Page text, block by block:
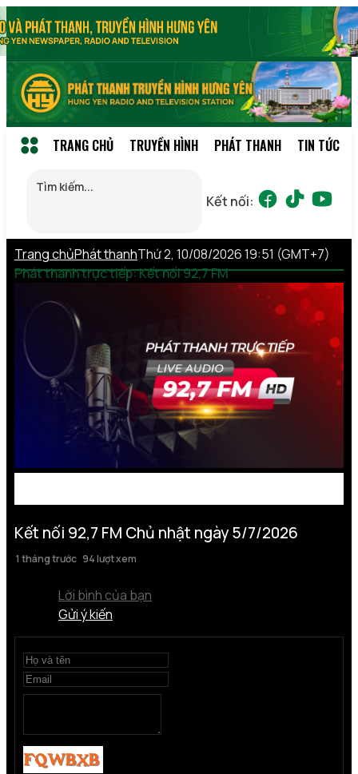
TRANG CHỦ TRUYỀN HÌNH PHÁT THANH TIN TỨC
Kết nối:
Trang chủPhát thanh
Phát thanh trực tiếp: Kết nối 92,7 FM
Thứ 2, 10/08/2026 19:51 (GMT+7)
Kết nối 92,7 FM Chủ nhật ngày 5/7/2026
1 tháng trước 94 lượt xem
Lời bình của bạn
Gửi ý kiến